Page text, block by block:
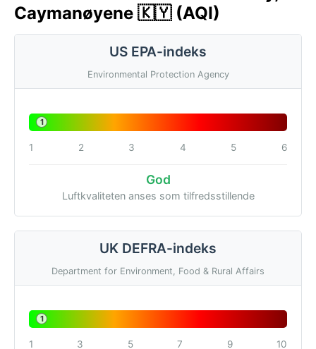
Caymanøyene 🇰🇾 (AQI)
US EPA-indeks
Environmental Protection Agency
1
1 2 3 4 5 6
God
Luftkvaliteten anses som tilfredsstillende
UK DEFRA-indeks
Department for Environment, Food & Rural Affairs
1
1 3 5 7 9 10